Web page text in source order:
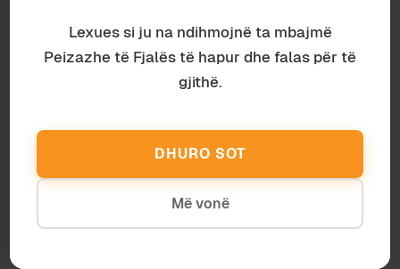
e plagëve përmes ndërtimit të një kujtese
kolektive, apo, përkundrazi, rrezikon të rihapë
plagët e traumave të rënda?
dominon shpesh narrativa heroike e luftës.
Ekziston një vëmendje e madhe ndaj heronjve
dhe luftëtarëve të Ushtrisë Çlirimtare të
Kosovës, çka reflektohet edhe në numrin e madh
të monumenteve kushtuar atyre. Në të kundërt,
Lexues si ju na ndihmojnë ta mbajmë
Peizazhe të Fjalës të hapur dhe falas për të
gjithë.
DHURO SOT
Më vonë